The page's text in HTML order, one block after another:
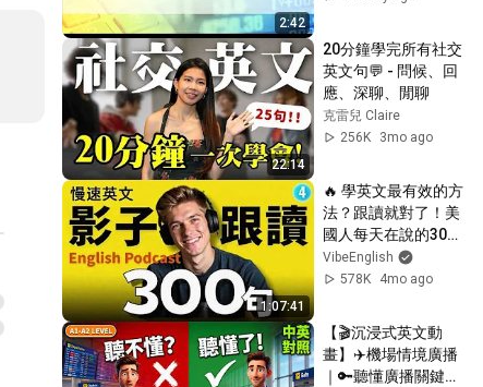
8
4:11
Hana老師的財經英文講堂
Ana Yeh English
9
4:17
財經英文教學－財報超乎預
期篇 by Hana老師的財經英
文講堂
Ana Yeh English
3:26
財經英文教學－財報低於預
期篇 by Hana老師的財經英
文講堂
Ana Yeh English
2:42
22:14
20分鐘學完所有社交
英文句💬 - 問候、回
應、深聊、閒聊
克雷兒 Claire
256K
3mo ago
1:07:41
🔥 學英文最有效的方
法？跟讀就對了！美
國人每天在說的300
句｜零基礎到進階｜
Shadowing 影子跟
Learn English with
Podcast｜Episode
4
VibeEnglish
578K
4mo ago
【🎬沉浸式英文動
畫】✈️機場情境廣播
｜🔑聽懂廣播關鍵字